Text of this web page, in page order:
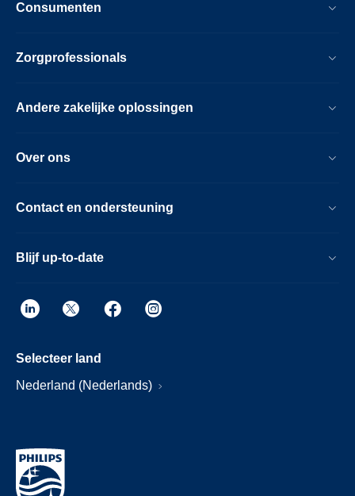
Consumenten
Zorgprofessionals
Andere zakelijke oplossingen
Over ons
Contact en ondersteuning
Blijf up-to-date
Selecteer land
Nederland (Nederlands)